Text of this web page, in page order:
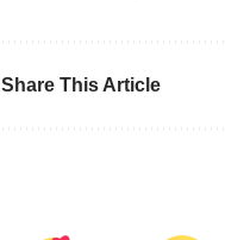
Share This Article